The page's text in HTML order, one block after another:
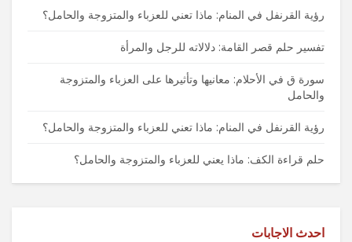
رؤية القرنفل في المنام: ماذا تعني للعزباء والمتزوجة والحامل؟
تفسير حلم قصر القامة: دلالاته للرجل والمرأة
سورة ق في الأحلام: معانيها وتأثيرها على العزباء والمتزوجة
والحامل
رؤية القرنفل في المنام: ماذا تعني للعزباء والمتزوجة والحامل؟
حلم قراءة الكف: ماذا يعني للعزباء والمتزوجة والحامل؟
احدث الاجابات